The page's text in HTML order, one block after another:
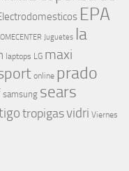
EPA
Juguetes la
laptops LG maxi
online prado
samsung sears
tropigasvidri Viernes